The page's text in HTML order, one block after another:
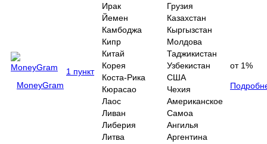
MoneyGram
1 пункт
Ирак
Йемен
Камбоджа
Кипр
Китай
Корея
Коста-Рика
Кюрасао
Лаос
Ливан
Либерия
Литва
Грузия
Казахстан
Кыргызстан
Молдова
Таджикистан
Узбекистан
США
Чехия
Американское
Самоа
Ангилья
Аргентина
от 1%